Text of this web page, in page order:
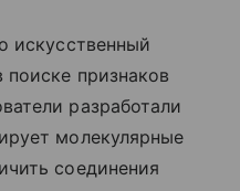
искусственный
признаков
разработали
молекулярные
соединения